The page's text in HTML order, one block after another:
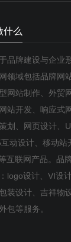
什么
品牌建设与企业
领域包括品牌网
网站制作、外贸
站开发、响应式网
划、网页设计、
动设计、移动站
互联网产品。品
logo设计、VI设
装设计、吉祥物
包等服务。